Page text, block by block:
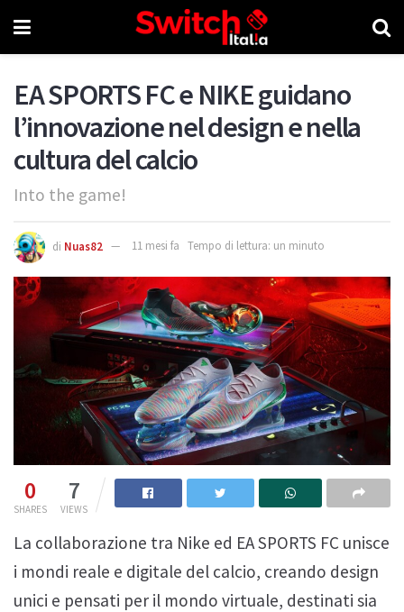
EA SPORTS FC e NIKE guidano
l’innovazione nel design e nella
cultura del calcio
Into the game!
di Nuas82 11 mesi fa Tempo di lettura: un minuto
0
SHARES
7
VIEWS
La collaborazione tra Nike ed EA SPORTS FC unisce
i mondi reale e digitale del calcio, creando design
unici e pensati per il mondo virtuale, destinati sia